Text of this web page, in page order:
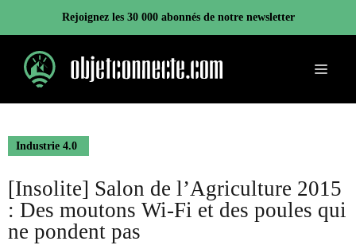
contenu
Rejoignez les 30 000 abonnés de notre newsletter
Menu
Industrie 4.0
[Insolite] Salon de l’Agriculture 2015
: Des moutons Wi-Fi et des poules qui
ne pondent pas